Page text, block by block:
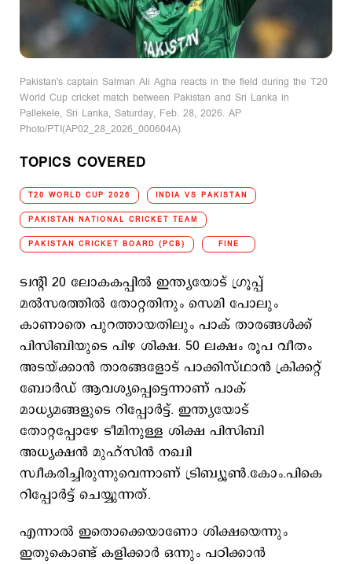
Pakistan's captain Salman Ali Agha reacts in the field during the T20
World Cup cricket match between Pakistan and Sri Lanka in
Pallekele, Sri Lanka, Saturday, Feb. 28, 2026. AP
Photo/PTI(AP02_28_2026_000604A)
TOPICS COVERED
T20 WORLD CUP 2026 INDIA VS PAKISTAN
PAKISTAN NATIONAL CRICKET TEAM
PAKISTAN CRICKET BOARD (PCB) FINE
ട്വന്‍റി 20 ലോകകപ്പില്‍ ഇന്ത്യയോട് ഗ്രൂപ്പ്
മല്‍സരത്തില്‍ തോറ്റതിനും സെമി പോലും
കാണാതെ പുറത്തായതിലും പാക് താരങ്ങള്‍ക്ക്
പിസിബിയുടെ പിഴ ശിക്ഷ. 50 ലക്ഷം രൂപ വീതം
അടയ്ക്കാന്‍ താരങ്ങളോട് പാക്കിസ്ഥാന്‍ ക്രിക്കറ്റ്
ബോര്‍ഡ് ആവശ്യപ്പെട്ടെന്നാണ് പാക്
മാധ്യമങ്ങളുടെ റിപ്പോര്‍ട്ട്. ഇന്ത്യയോട്
തോറ്റപ്പോഴേ ടീമിനുള്ള ശിക്ഷ പിസിബി
അധ്യക്ഷന്‍ മുഹ്സിന്‍ നഖ്വി
സ്വീകരിച്ചിരുന്നുവെന്നാണ് ട്രിബ്യൂണ്‍.കോം.പികെ
റിപ്പോര്‍ട്ട് ചെയ്യുന്നത്.
എന്നാല്‍ ഇതൊക്കെയാണോ ശിക്ഷയെന്നും
ഇതുകൊണ്ട് കളിക്കാര്‍ ഒന്നും പഠിക്കാന്‍